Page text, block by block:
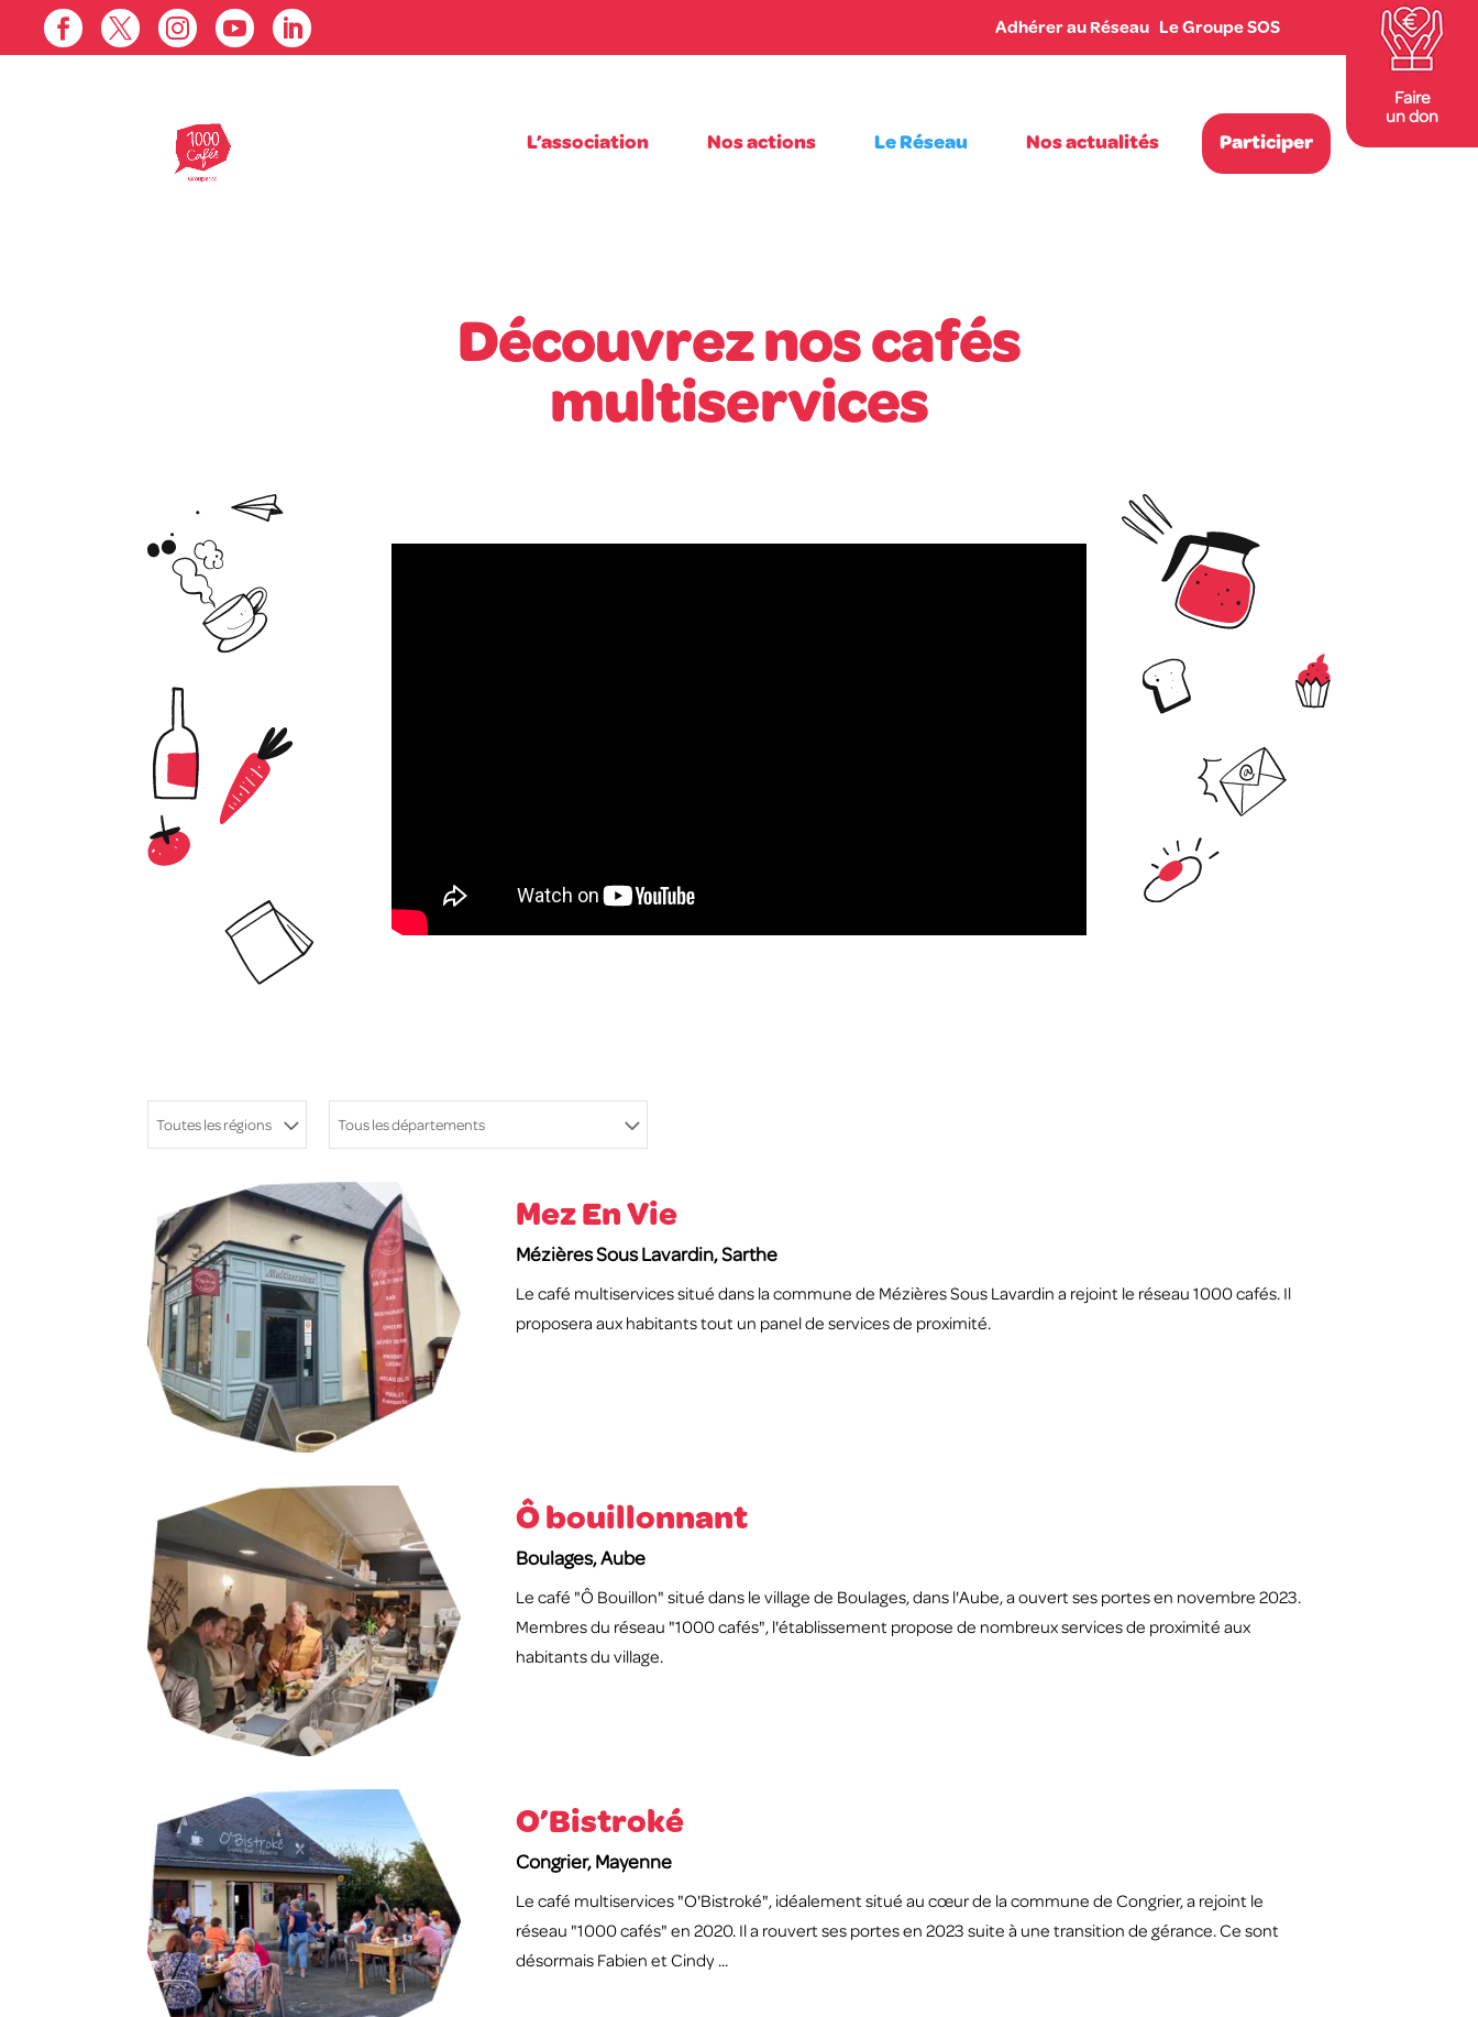
     Adhérer au Réseau Le Groupe SOS
Faire
un don
L’association Nos actions Le Réseau Nos actualités Participer
Découvrez nos cafés
multiservices
Toutes les régions Tous les départements
Mez En Vie
Le café multiservices situé dans la commune de Mézières Sous Lavardin a rejoint le réseau 1000 cafés. Il
proposera aux habitants tout un panel de services de proximité.
Mézières Sous Lavardin, Sarthe
Ô bouillonnant
Le café "Ô Bouillon" situé dans le village de Boulages, dans l'Aube, a ouvert ses portes en novembre 2023.
Membres du réseau "1000 cafés", l'établissement propose de nombreux services de proximité aux
habitants du village.
Boulages, Aube
O’Bistroké
Le café multiservices "O'Bistroké", idéalement situé au cœur de la commune de Congrier, a rejoint le
réseau "1000 cafés" en 2020. Il a rouvert ses portes en 2023 suite à une transition de gérance. Ce sont
désormais Fabien et Cindy ...
Congrier, Mayenne